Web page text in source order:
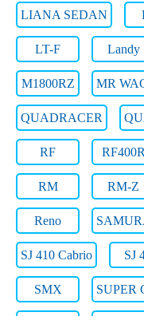
LIANA SEDAN
LT-F Landy
M1800RZ MR
QUADRACER
RF RF400R
RM RM-Z
Reno
SJ 410 Cabrio SJ
SMX SUPER